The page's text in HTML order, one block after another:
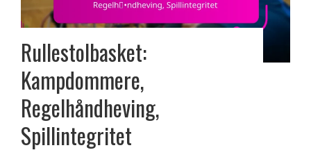
Rullestolbasket:
Kampdommere,
Regelhåndheving,
Spillintegritet